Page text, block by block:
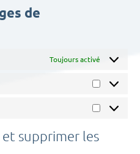
de
Toujours activé
supprimer les